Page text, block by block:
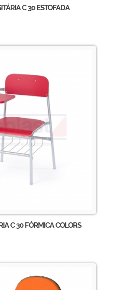
C 30 ESTOFADA
C 30 FÓRMICA COLORS